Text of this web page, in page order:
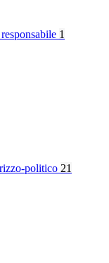
1
politico 21